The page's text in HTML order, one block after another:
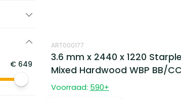
ART000177
3.6 mm x 2440 x 1220
Mixed Hardwood WBP BB/
Voorraad: 590+
€ 649